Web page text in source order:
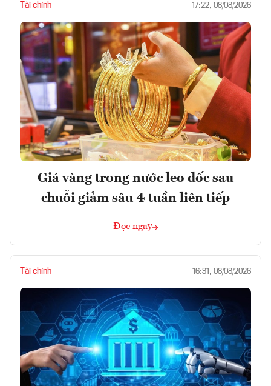
Tài chính 17:22, 08/08/2026
Giá vàng trong nước leo dốc sau
chuỗi giảm sâu 4 tuần liên tiếp
Đọc ngay
Tài chính 16:31, 08/08/2026